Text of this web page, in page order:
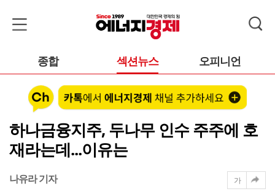
종합 섹션뉴스 오피니언
하나금융지주, 두나무 인수 주주에 호
재라는데...이유는
나유라 기자
가